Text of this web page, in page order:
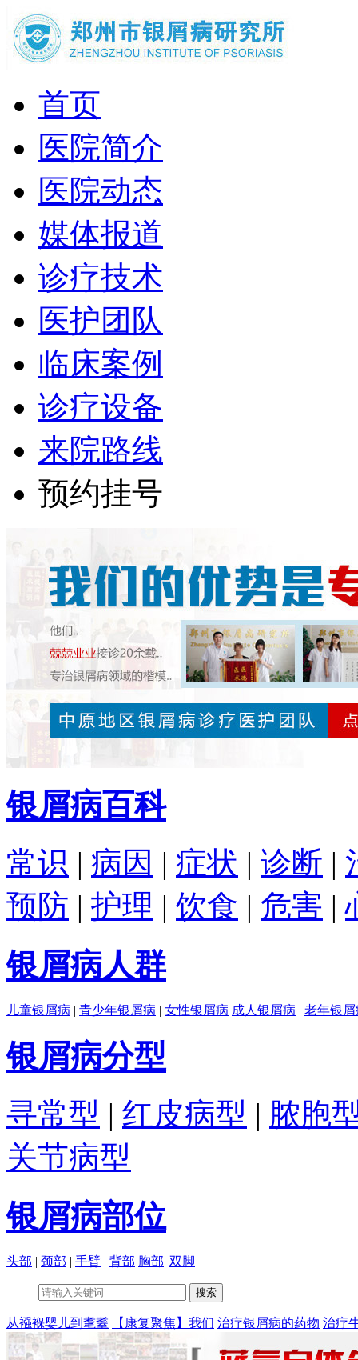
首页
医院简介
医院动态
媒体报道
诊疗技术
医护团队
临床案例
诊疗设备
来院路线
预约挂号
银屑病百科
常识 | 病因 | 症状 | 诊断 |
预防 | 护理 | 饮食 | 危害 |
银屑病人群
儿童银屑病 | 青少年银屑病 | 女性银屑病 成人银屑病 | 老年银屑
银屑病分型
寻常型 | 红皮病型 | 脓胞
关节病型
银屑病部位
头部 | 颈部 | 手臂 | 背部 胸部| 双脚
从襁褓婴儿到耄耋 【康复聚焦】我们 治疗银屑病的药物 治疗